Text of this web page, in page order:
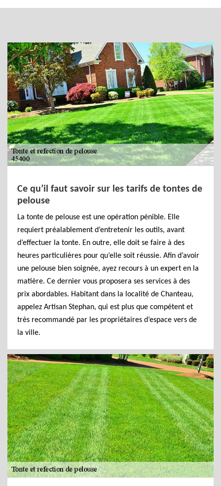
Ce qu’il faut savoir sur les tarifs de tontes de
pelouse
La tonte de pelouse est une opération pénible. Elle
requiert préalablement d’entretenir les outils, avant
d’effectuer la tonte. En outre, elle doit se faire à des
heures particulières pour qu’elle soit réussie. Afin d’avoir
une pelouse bien soignée, ayez recours à un expert en la
matière. Ce dernier vous proposera ses services à des
prix abordables. Habitant dans la localité de Chanteau,
appelez Artisan Stephan, qui est plus que compétent et
très recommandé par les propriétaires d’espace vers de
la ville.